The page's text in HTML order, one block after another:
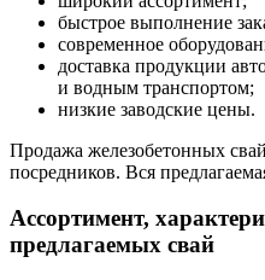
быстрое выполнение
современное
доставка продукции
и водным транспортом;
низкие заводские цены.
Продажа железобетонных
посредников. Вся
Ассортимент,
предлагаемых свай